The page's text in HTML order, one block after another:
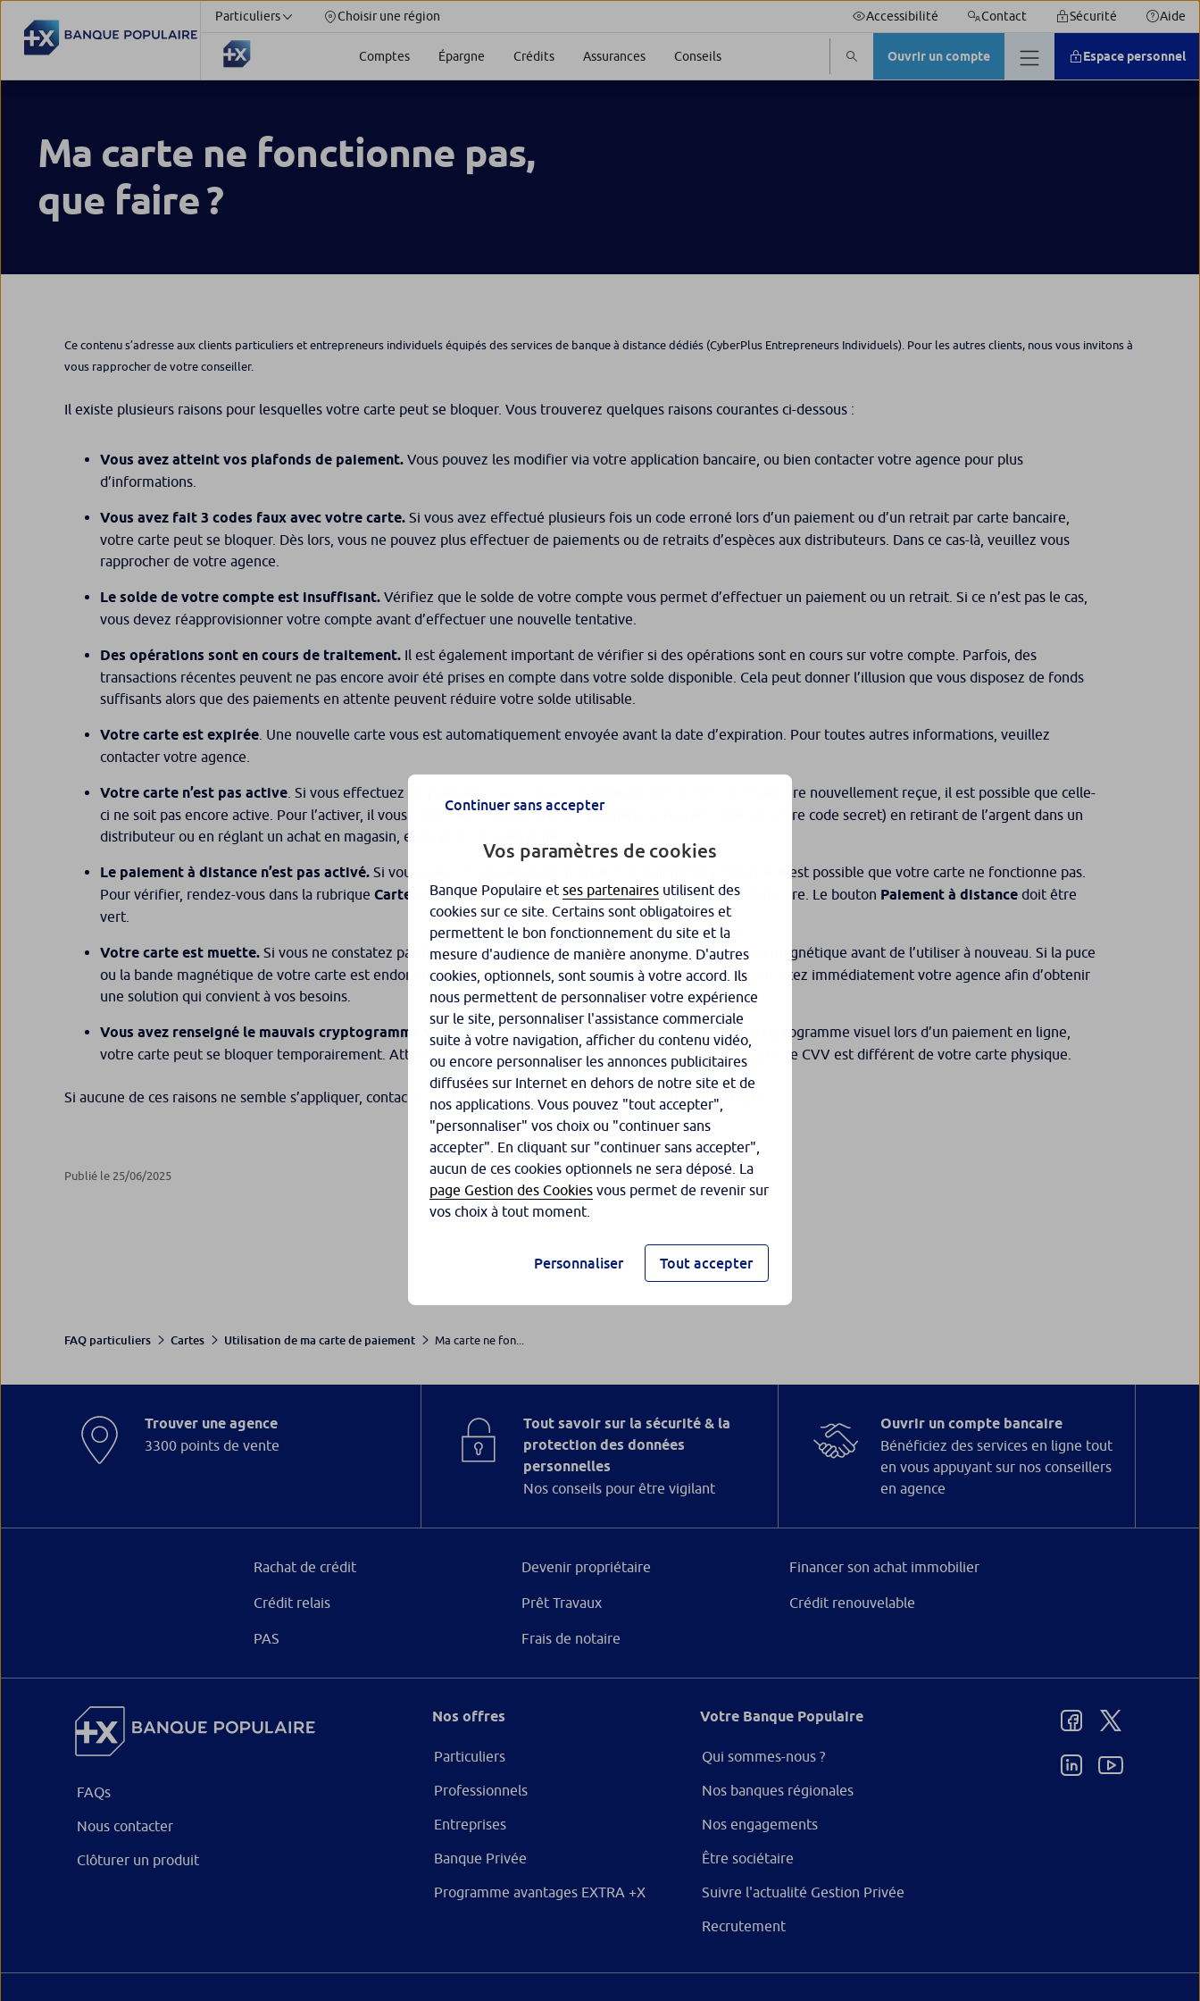
Particuliers Choisir une région Accessibilité Contact Sécurité Aide
Comptes Épargne Crédits Assurances Conseils Ouvrir un compte Espace personnel
Ma carte ne fonctionne pas,
que faire ?
Ce contenu s’adresse aux clients particuliers et entrepreneurs individuels équipés des services de banque à distance dédiés (CyberPlus Entrepreneurs Individuels). Pour les autres clients, nous vous invitons à
vous rapprocher de votre conseiller.
Il existe plusieurs raisons pour lesquelles votre carte peut se bloquer. Vous trouverez quelques raisons courantes ci-dessous :
Vous avez atteint vos plafonds de paiement. Vous pouvez les modifier via votre application bancaire, ou bien contacter votre agence pour plus
d’informations.
Vous avez fait 3 codes faux avec votre carte. Si vous avez effectué plusieurs fois un code erroné lors d’un paiement ou d’un retrait par carte bancaire,
votre carte peut se bloquer. Dès lors, vous ne pouvez plus effectuer de paiements ou de retraits d’espèces aux distributeurs. Dans ce cas-là, veuillez vous
rapprocher de votre agence.
Le solde de votre compte est insuffisant. Vérifiez que le solde de votre compte vous permet d’effectuer un paiement ou un retrait. Si ce n’est pas le cas,
vous devez réapprovisionner votre compte avant d’effectuer une nouvelle tentative.
Des opérations sont en cours de traitement. Il est également important de vérifier si des opérations sont en cours sur votre compte. Parfois, des
transactions récentes peuvent ne pas encore avoir été prises en compte dans votre solde disponible. Cela peut donner l’illusion que vous disposez de fonds
suffisants alors que des paiements en attente peuvent réduire votre solde utilisable.
Votre carte est expirée . Une nouvelle carte vous est automatiquement envoyée avant la date d’expiration. Pour toutes autres informations, veuillez
contacter votre agence.
Votre carte n’est pas active . Si vous effectuez un paiement sans contact ou en ligne avec votre carte bancaire nouvellement reçue, il est possible que celle-
ci ne soit pas encore active. Pour l’activer, il vous suffit de vous en servir une première fois (avec saisie de votre code secret) en retirant de l’argent dans un
distributeur ou en réglant un achat en magasin, en France ou à l’étranger.
Le paiement à distance n’est pas activé. Si vous avez désactivé la fonctionnalité de paiement à distance, il est possible que votre carte ne fonctionne pas.
Pour vérifier, rendez-vous dans la rubrique Cartes de votre espace client puis sélectionnez votre carte bancaire. Le bouton Paiement à distance doit être
vert.
Votre carte est muette. Si vous ne constatez pas de dégâts sur votre carte, nettoyez la puce et la bande magnétique avant de l’utiliser à nouveau. Si la puce
ou la bande magnétique de votre carte est endommagée, votre carte ne fonctionne plus. Dans ce cas, contactez immédiatement votre agence afin d’obtenir
une solution qui convient à vos besoins.
Vous avez renseigné le mauvais cryptogramme visuel
. Si vous vous trompez à plusieurs reprises de cryptogramme visuel lors d’un paiement en ligne,
votre carte peut se bloquer temporairement. Attention, si vous utilisez les données digitales de votre carte, le CVV est différent de votre carte physique.
Si aucune de ces raisons ne semble s’appliquer, contactez votre banque pour obtenir de l’aide supplémentaire.
Publié le 25/06/2025
FAQ particuliers Cartes Utilisation de ma carte de paiement Ma carte ne fon...
Trouver une agence
3300 points de vente
Tout savoir sur la sécurité & la
protection des données
personnelles
Nos conseils pour être vigilant
Ouvrir un compte bancaire
Bénéficiez des services en ligne tout
en vous appuyant sur nos conseillers
en agence
Rachat de crédit Devenir propriétaire Financer son achat immobilier
Crédit relais Prêt Travaux Crédit renouvelable
PAS Frais de notaire
FAQs
Nous contacter
Clôturer un produit
Nos offres
Particuliers
Professionnels
Entreprises
Banque Privée
Programme avantages EXTRA +X
Votre Banque Populaire
Qui sommes-nous ?
Nos banques régionales
Nos engagements
Être sociétaire
Suivre l'actualité Gestion Privée
Recrutement
Continuer sans accepter
Vos paramètres de cookies
Banque Populaire et ses partenaires utilisent des
cookies sur ce site. Certains sont obligatoires et
permettent le bon fonctionnement du site et la
mesure d'audience de manière anonyme. D'autres
cookies, optionnels, sont soumis à votre accord. Ils
nous permettent de personnaliser votre expérience
sur le site, personnaliser l'assistance commerciale
suite à votre navigation, afficher du contenu vidéo,
ou encore personnaliser les annonces publicitaires
diffusées sur Internet en dehors de notre site et de
nos applications. Vous pouvez "tout accepter",
"personnaliser" vos choix ou "continuer sans
accepter". En cliquant sur "continuer sans accepter",
aucun de ces cookies optionnels ne sera déposé. La
page Gestion des Cookies vous permet de revenir sur
vos choix à tout moment.
Personnaliser Tout accepter